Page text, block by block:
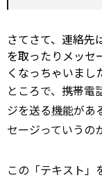
さてさて、連絡先
を取ったりメッ
くなっちゃいまし
ところで、携帯電
ジを送る機能があ
セージっていうの
この「テキスト」